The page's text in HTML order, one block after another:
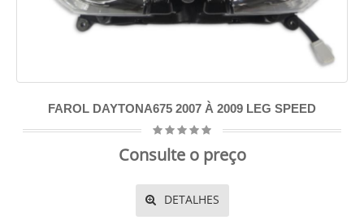
FAROL DAYTONA675 2007 À 2009 LEG SPEED
Consulte o preço
DETALHES